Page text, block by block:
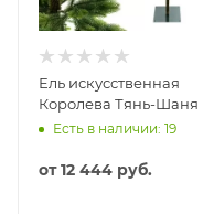
Ель искусственная
Королева Тянь-Шаня
Есть в наличии: 19
от12 444 руб.